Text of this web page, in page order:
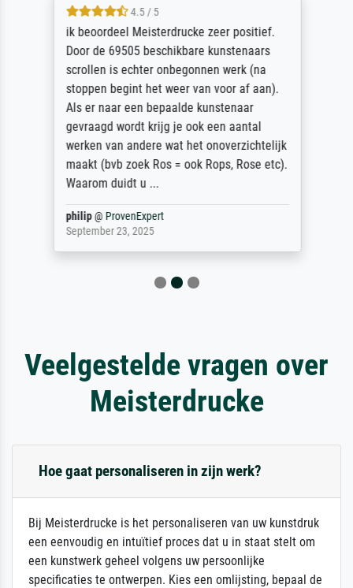
4.5 / 5
ik beoordeel Meisterdrucke zeer positief.
Door de 69505 beschikbare kunstenaars
scrollen is echter onbegonnen werk (na
stoppen begint het weer van voor af aan).
Als er naar een bepaalde kunstenaar
gevraagd wordt krijg je ook een aantal
werken van andere wat het onoverzichtelijk
maakt (bvb zoek Ros = ook Rops, Rose etc).
Waarom duidt u ...
philip@ ProvenExpert
September 23, 2025
Veelgestelde vragen over
Meisterdrucke
Hoe gaat personaliseren in zijn werk?
Bij Meisterdrucke is het personaliseren van uw kunstdruk
een eenvoudig en intuïtief proces dat u in staat stelt om
een kunstwerk geheel volgens uw persoonlijke
specificaties te ontwerpen. Kies een omlijsting, bepaal de